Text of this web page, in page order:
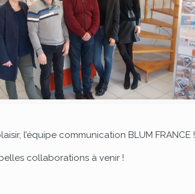
l’équipe communication BLUM FRANCE !
collaborations à venir !